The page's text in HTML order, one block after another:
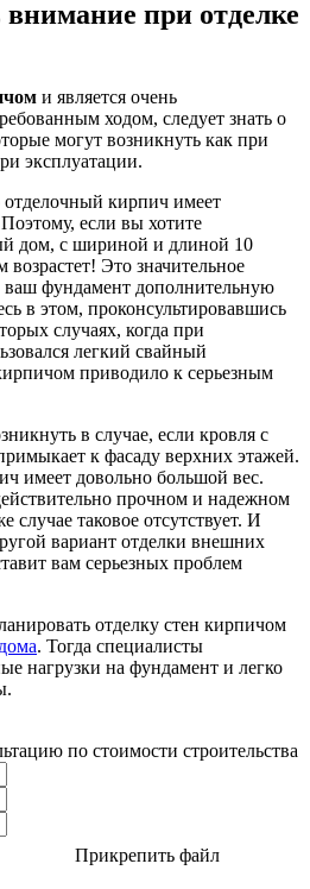
при отделке
и является очень
ходом, следует знать о
могут возникнуть как при
эксплуатации.
отделочный кирпич имеет
если вы хотите
дом, с шириной и длиной 10
возрастет! Это значительное
фундамент дополнительную
в этом, проконсультировавшись
случаях, когда при
легкий свайный
приводило к серьезным
в случае, если кровля с
к фасаду верхних этажей.
имеет довольно большой вес.
прочном и надежном
таковое отсутствует. И
вариант отделки внешних
вам серьезных проблем
отделку стен кирпичом
. Тогда специалисты
нагрузки на фундамент и легко
по стоимости строительства
Прикрепить файл